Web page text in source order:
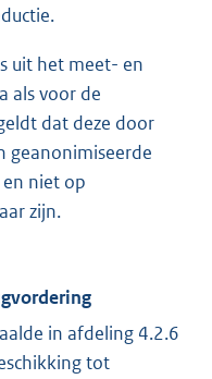
uit het meet- en
als voor de
dat deze door
geanonimiseerde
niet op
zijn.
in afdeling 4.2.6
tot